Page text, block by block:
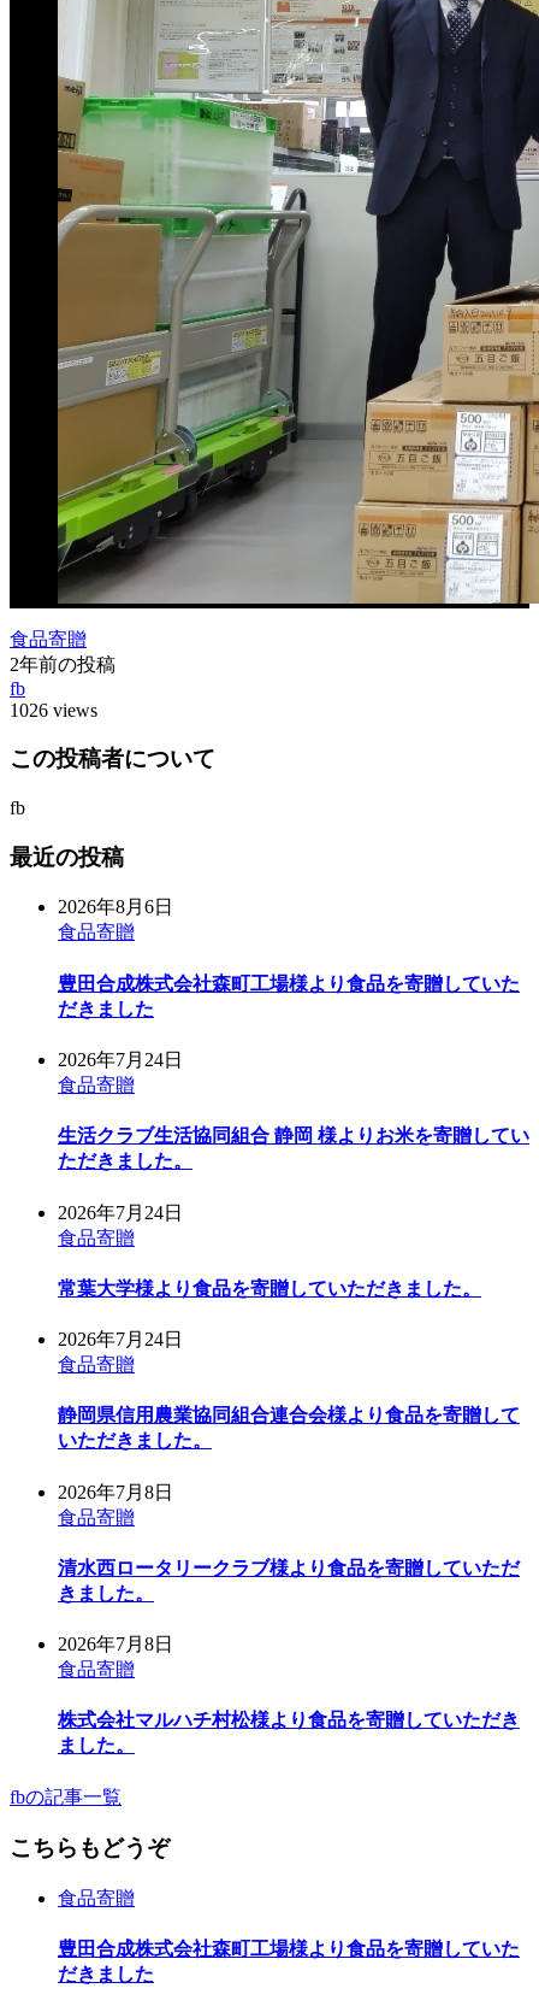
食品寄贈
2年前の投稿
fb
1026 views
この投稿者について
fb
最近の投稿
2026年8月6日
食品寄贈
豊田合成株式会社森町工場様より食品を寄贈していた
だきました
2026年7月24日
食品寄贈
生活クラブ生活協同組合 静岡 様よりお米を寄贈してい
ただきました。
2026年7月24日
食品寄贈
常葉大学様より食品を寄贈していただきました。
2026年7月24日
食品寄贈
静岡県信用農業協同組合連合会様より食品を寄贈して
いただきました。
2026年7月8日
食品寄贈
清水西ロータリークラブ様より食品を寄贈していただ
きました。
2026年7月8日
食品寄贈
株式会社マルハチ村松様より食品を寄贈していただき
ました。
fbの記事一覧
こちらもどうぞ
食品寄贈
豊田合成株式会社森町工場様より食品を寄贈していた
だきました